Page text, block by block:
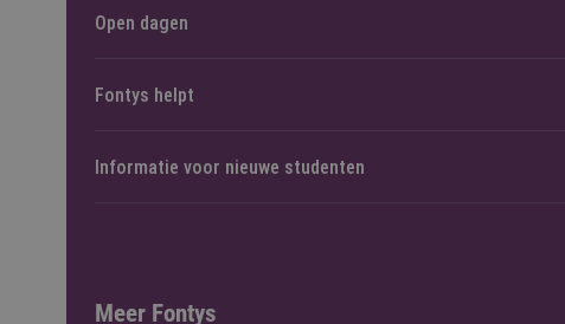
Open dagen
Fontys helpt
Informatie voor nieuwe studenten
Meer Fontys